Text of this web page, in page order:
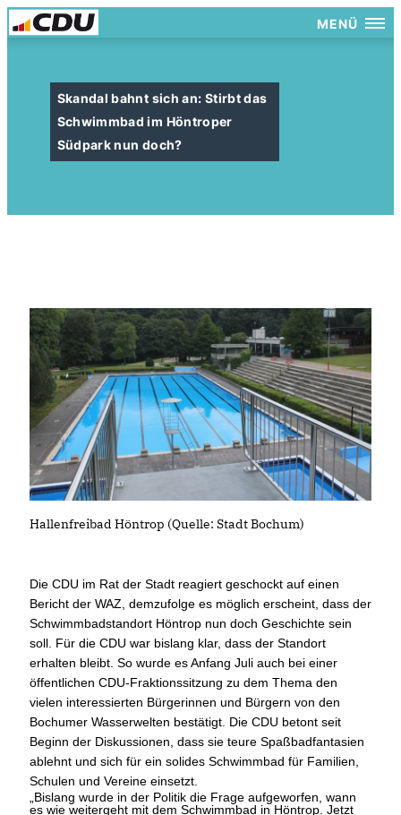
MENÜ
Skandal bahnt sich an: Stirbt das
Schwimmbad im Höntroper
Südpark nun doch?
Hallenfreibad Höntrop (Quelle: Stadt Bochum)
Die CDU im Rat der Stadt reagiert geschockt auf einen
Bericht der WAZ, demzufolge es möglich erscheint, dass der
Schwimmbadstandort Höntrop nun doch Geschichte sein
soll. Für die CDU war bislang klar, dass der Standort
erhalten bleibt. So wurde es Anfang Juli auch bei einer
öffentlichen CDU-Fraktionssitzung zu dem Thema den
vielen interessierten Bürgerinnen und Bürgern von den
Bochumer Wasserwelten bestätigt. Die CDU betont seit
Beginn der Diskussionen, dass sie teure Spaßbadfantasien
ablehnt und sich für ein solides Schwimmbad für Familien,
Schulen und Vereine einsetzt.
Bislang wurde in der Politik die Frage aufgeworfen, wann
es wie weitergeht mit dem Schwimmbad in Höntrop. Jetzt